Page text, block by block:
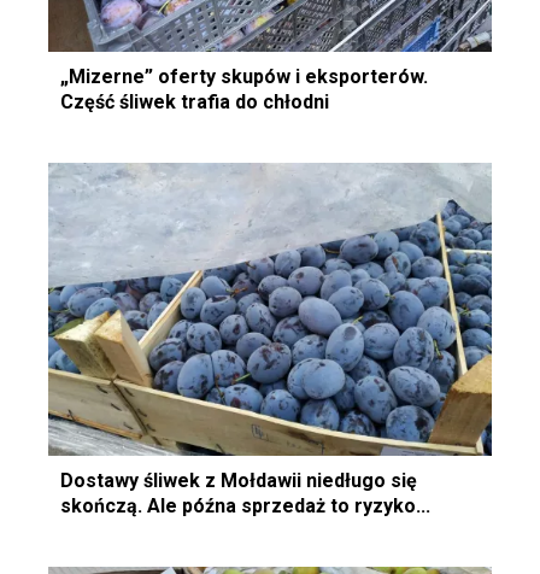
„Mizerne” oferty skupów i eksporterów.
Część śliwek trafia do chłodni
Dostawy śliwek z Mołdawii niedługo się
skończą. Ale późna sprzedaż to ryzyko...